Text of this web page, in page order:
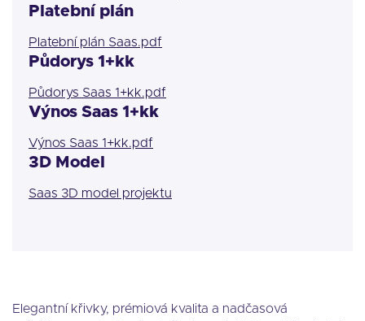
Platební plán
Platební plán Saas.pdf
Půdorys 1+kk
Půdorys Saas 1+kk.pdf
Výnos Saas 1+kk
Výnos Saas 1+kk.pdf
3D Model
Saas 3D model projektu
Elegantní křivky, prémiová kvalita a nadčasová